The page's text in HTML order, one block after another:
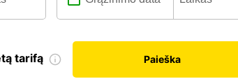
tarifą Paieška